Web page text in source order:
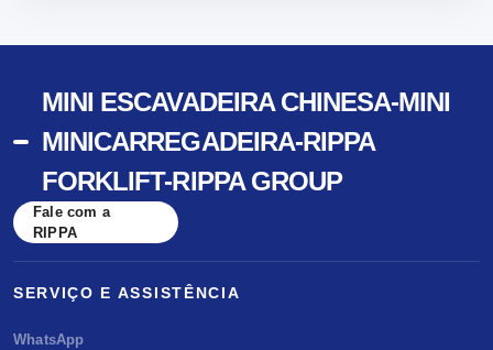
MINI ESCAVADEIRA CHINESA-MINI
MINICARREGADEIRA-RIPPA
FORKLIFT-RIPPA GROUP
Fale com a
RIPPA
SERVIÇO E ASSISTÊNCIA
WhatsApp